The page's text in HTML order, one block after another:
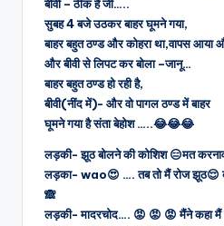
बीवी – ठीक है जी…..
सुबह 4 बजे उठकर बाहर घूमने गया,
बाहर बहुत ठण्ड और कोहरा था,वापस आया
और बीवी से लिपट कर बोला –जानू…
बाहर बहुत ठण्ड हो रही है,
बीवी(नींद में)- और वो पागल ठण्ड में बाहर
घूमने गया है संता बेहोश …..😂😂😂
लड़की- झूठ बोलने की कोशिश 😑मत
लड़का- wao😍 …. तब तो मैं रोज झूठ😌
🙈
लड़की- मादरचोद…. 😡 😡 😡 मैंने कहा मैं